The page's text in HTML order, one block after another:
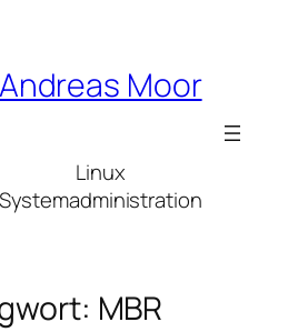
Andreas Moor
Linux
Systemadministration
MBR